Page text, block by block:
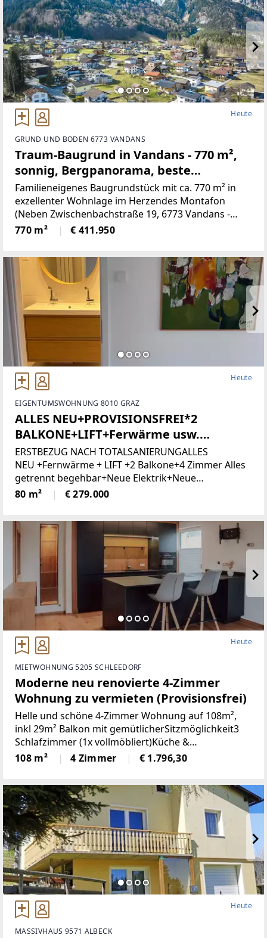
Heute
GRUND UND BODEN 6773 VANDANS
Traum-Baugrund in Vandans - 770 m²,
sonnig, Bergpanorama, beste
Infrastruktur! (Provisionsfrei)
Familieneigenes Baugrundstück mit ca. 770 m² in
exzellenter Wohnlage im Herzendes Montafon
(Neben Zwischenbachstraße 19, 6773 Vandans -
Grundstücksnummer129/2)Das Grundstück liegt in
Zone 5 - Wohngebiet und bietet
770 m² € 411.950
Heute
EIGENTUMSWOHNUNG 8010 GRAZ
ALLES NEU+PROVISIONSFREI*2
BALKONE+LIFT+Ferwärme usw.
(Provisionsfrei)
ERSTBEZUG NACH TOTALSANIERUNGALLES
NEU +Fernwärme + LIFT +2 Balkone+4 Zimmer Alles
getrennt begehbar+Neue Elektrik+Neue
Türen+Neues Bad+Neuer Parkett+Neue
80 m² € 279.000
Heute
MIETWOHNUNG 5205 SCHLEEDORF
Moderne neu renovierte 4-Zimmer
Wohnung zu vermieten (Provisionsfrei)
Helle und schöne 4-Zimmer Wohnung auf 108m²,
inkl 29m² Balkon mit gemütlicherSitzmöglichkeit3
Schlafzimmer (1x vollmöbliert)Küche &
Wohnbereich (Küche mit Steinplatte und
hochwertigen Geräten)Badezimmer (neu)WC (neu)2
108 m² 4 Zimmer € 1.796,30
Heute
MASSIVHAUS 9571 ALBECK